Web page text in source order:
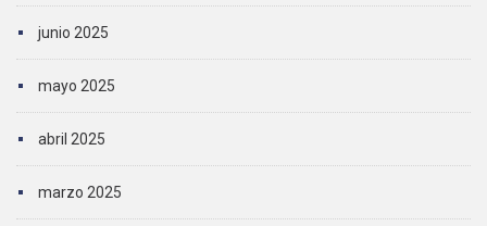
junio 2025
mayo 2025
abril 2025
marzo 2025